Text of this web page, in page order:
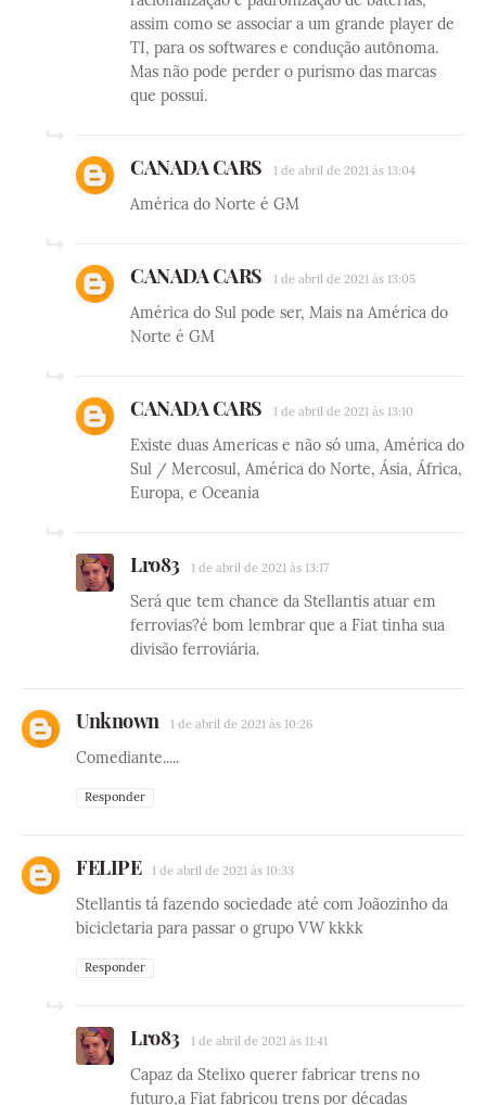
assim como se associar a um grande player de
TI, para os softwares e condução autônoma.
Mas não pode perder o purismo das marcas
que possui.
CANADA CARS 1 de abril de 2021 às 13:04
América do Norte é GM
CANADA CARS 1 de abril de 2021 às 13:05
América do Sul pode ser, Mais na América do
Norte é GM
CANADA CARS 1 de abril de 2021 às 13:10
Existe duas Americas e não só uma, América do
Sul / Mercosul, América do Norte, Ásia, África,
Europa, e Oceania
Lro83 1 de abril de 2021 às 13:17
Será que tem chance da Stellantis atuar em
ferrovias?é bom lembrar que a Fiat tinha sua
divisão ferroviária.
Unknown 1 de abril de 2021 às 10:26
Comediante.....
Responder
FELIPE 1 de abril de 2021 às 10:33
Stellantis tá fazendo sociedade até com Joãozinho da
bicicletaria para passar o grupo VW kkkk
Responder
Lro83 1 de abril de 2021 às 11:41
Capaz da Stelixo querer fabricar trens no
futuro,a Fiat fabricou trens por décadas